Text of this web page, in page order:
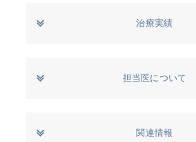
治療実績
担当医について
関連情報